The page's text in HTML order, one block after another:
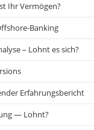
Ihr Vermögen?
Banking
– Lohnt es sich?
Erfahrungsbericht
— Lohnt?